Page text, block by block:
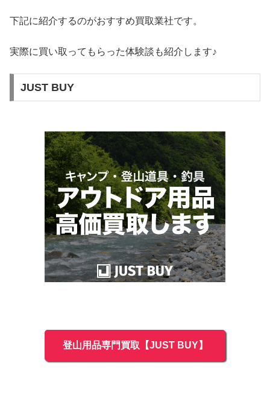
下記に紹介するのがおすすめ買取業社です。
実際に買い取ってもらった体験談も紹介します♪
JUST BUY
登山用品専門買取【JUST BUY】